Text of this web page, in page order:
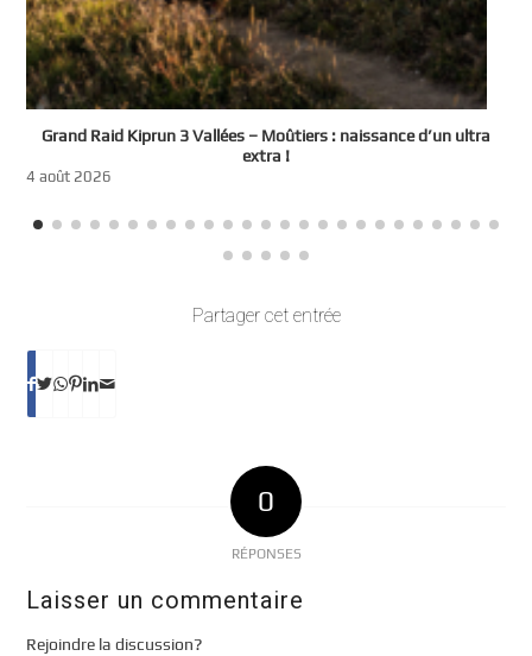
Grand Raid Kiprun 3 Vallées – Moûtiers : naissance d’un ultra
extra !
4 août 2026
Partager cet entrée
0
RÉPONSES
Laisser un commentaire
Rejoindre la discussion?